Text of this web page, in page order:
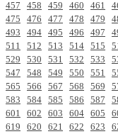
457 458 459 460 461
475 476 477 478 479
493 494 495 496 497
511 512 513 514 515
529 530 531 532 533
547 548 549 550 551
565 566 567 568 569
583 584 585 586 587
601 602 603 604 605
619 620 621 622 623